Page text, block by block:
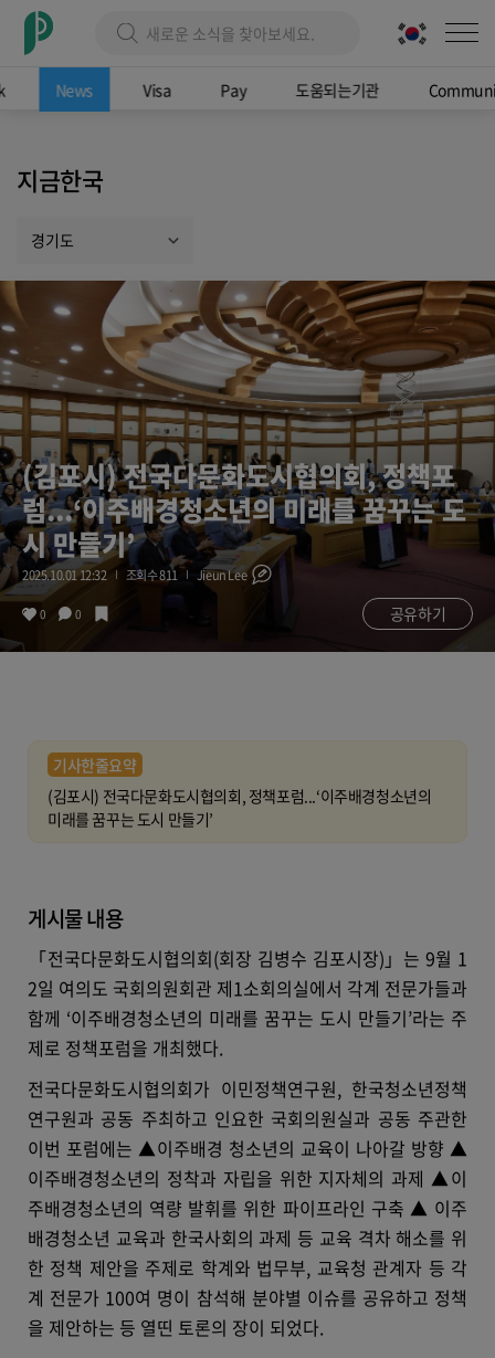
News Visa Pay 도움되는기관
지금한국
경기도
(김포시) 전국다문화도시협의회, 정책포
럼...‘이주배경청소년의 미래를 꿈꾸는 도
시 만들기’
2025.10.01 12:32 조회수 811 Jieun Lee
0 0 공유하기
기사한줄요약
(김포시) 전국다문화도시협의회, 정책포럼...‘이주배경청소년의
미래를 꿈꾸는 도시 만들기’
게시물 내용
「전국다문화도시협의회(회장 김병수 김포시장)」는 9월 1
2일 여의도 국회의원회관 제1소회의실에서 각계 전문가들과
함께 ‘이주배경청소년의 미래를 꿈꾸는 도시 만들기’라는 주
제로 정책포럼을 개최했다.
전국다문화도시협의회가 이민정책연구원, 한국청소년정책
연구원과 공동 주최하고 인요한 국회의원실과 공동 주관한
이번 포럼에는 ▲이주배경 청소년의 교육이 나아갈 방향 ▲
이주배경청소년의 정착과 자립을 위한 지자체의 과제 ▲이
주배경청소년의 역량 발휘를 위한 파이프라인 구축 ▲ 이주
배경청소년 교육과 한국사회의 과제 등 교육 격차 해소를 위
한 정책 제안을 주제로 학계와 법무부, 교육청 관계자 등 각
계 전문가 100여 명이 참석해 분야별 이슈를 공유하고 정책
을 제안하는 등 열띤 토론의 장이 되었다.